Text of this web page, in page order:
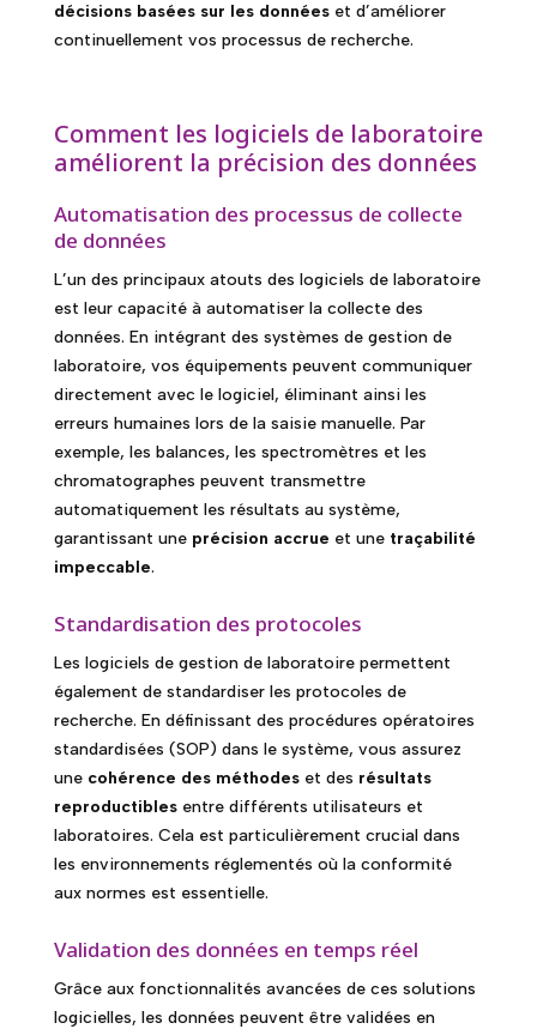
décisions basées sur les donnéeset d’améliorer
continuellement vos processus de recherche.
Comment les logiciels de laboratoire
améliorent la précision des données
Automatisation des processus de collecte
de données
L’un des principaux atouts des logiciels de laboratoire
est leur capacité à automatiser la collecte des
données. En intégrant des systèmes de gestion de
laboratoire, vos équipements peuvent communiquer
directement avec le logiciel, éliminant ainsi les
erreurs humaines lors de la saisie manuelle. Par
exemple, les balances, les spectromètres et les
chromatographes peuvent transmettre
automatiquement les résultats au système,
garantissant une précision accrue et une traçabilité
impeccable.
Standardisation des protocoles
Les logiciels de gestion de laboratoire permettent
également de standardiser les protocoles de
recherche. En définissant des procédures opératoires
standardisées (SOP) dans le système, vous assurez
une cohérence des méthodeset des résultats
reproductiblesentre différents utilisateurs et
laboratoires. Cela est particulièrement crucial dans
les environnements réglementés où la conformité
aux normes est essentielle.
Validation des données en temps réel
Grâce aux fonctionnalités avancées de ces solutions
logicielles, les données peuvent être validées en